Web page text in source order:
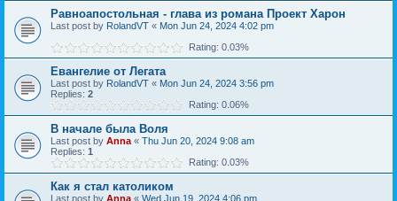
Равноапостольная - глава из романа Проект Харон
Last post by RolandVT « Mon Jun 24, 2024 4:02 pm
Rating: 0.03%
Евангелие от Легата
Last post by RolandVT « Mon Jun 24, 2024 3:56 pm
Replies: 2
Rating: 0.06%
В начале была Воля
Last post by Anna « Thu Jun 20, 2024 9:08 am
Replies: 1
Rating: 0.03%
Как я стал католиком
Last post by Anna « Wed Jun 19, 2024 4:06 pm